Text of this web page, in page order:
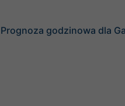
Prognoza godzinowa dla